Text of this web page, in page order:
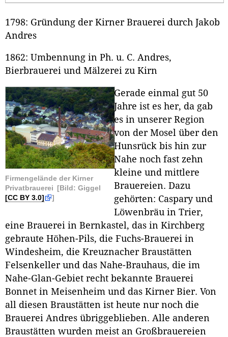
1798: Gründung der Kirner Brauerei durch Jakob
Andres
1862: Umbennung in Ph. u. C. Andres,
Bierbrauerei und Mälzerei zu Kirn
Firmengelände der Kirner
Privatbrauerei [Bild: Giggel
[CC BY 3.0]
]
Gerade einmal gut 50
Jahre ist es her, da gab
es in unserer Region
von der Mosel über den
Hunsrück bis hin zur
Nahe noch fast zehn
kleine und mittlere
Brauereien. Dazu
gehörten: Caspary und
Löwenbräu in Trier,
eine Brauerei in Bernkastel, das in Kirchberg
gebraute Höhen-Pils, die Fuchs-Brauerei in
Windesheim, die Kreuznacher Braustätten
Felsenkeller und das Nahe-Brauhaus, die im
Nahe-Glan-Gebiet recht bekannte Brauerei
Bonnet in Meisenheim und das Kirner Bier. Von
all diesen Braustätten ist heute nur noch die
Brauerei Andres übriggeblieben. Alle anderen
Braustätten wurden meist an Großbrauereien